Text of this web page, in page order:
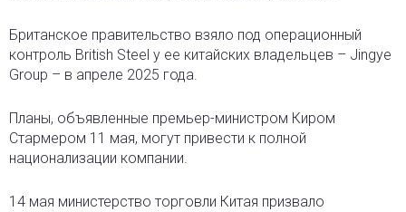
Британское правительство взяло под операционный
контроль British Steel у ее китайских владельцев – Jingye
Group – в апреле 2025 года.
Планы, объявленные премьер-министром Киром
Стармером 11 мая, могут привести к полной
национализации компании.
14 мая министерство торговли Китая призвало